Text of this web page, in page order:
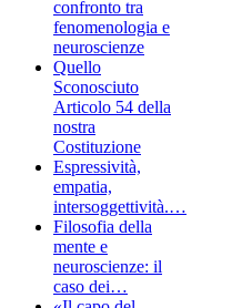
confronto tra
fenomenologia e
neuroscienze
Quello
Sconosciuto
Articolo 54 della
nostra
Costituzione
Espressività,
empatia,
intersoggettività.…
Filosofia della
mente e
neuroscienze: il
caso dei…